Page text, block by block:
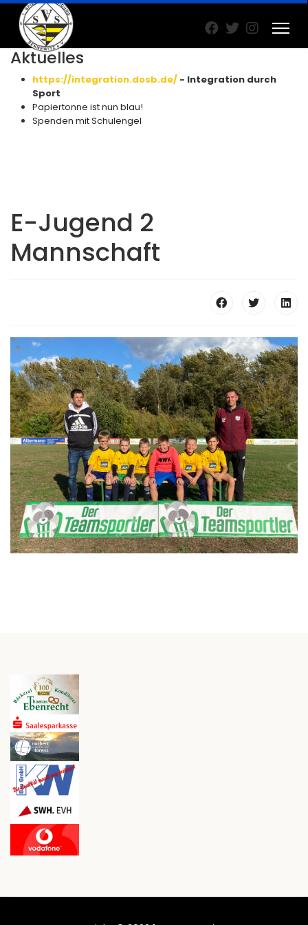
Aktuelles
https://integration.dosb.de/ - Integration durch
Sport
Papiertonne ist nun blau!
Spenden mit Schulengel
E-Jugend 2
Mannschaft